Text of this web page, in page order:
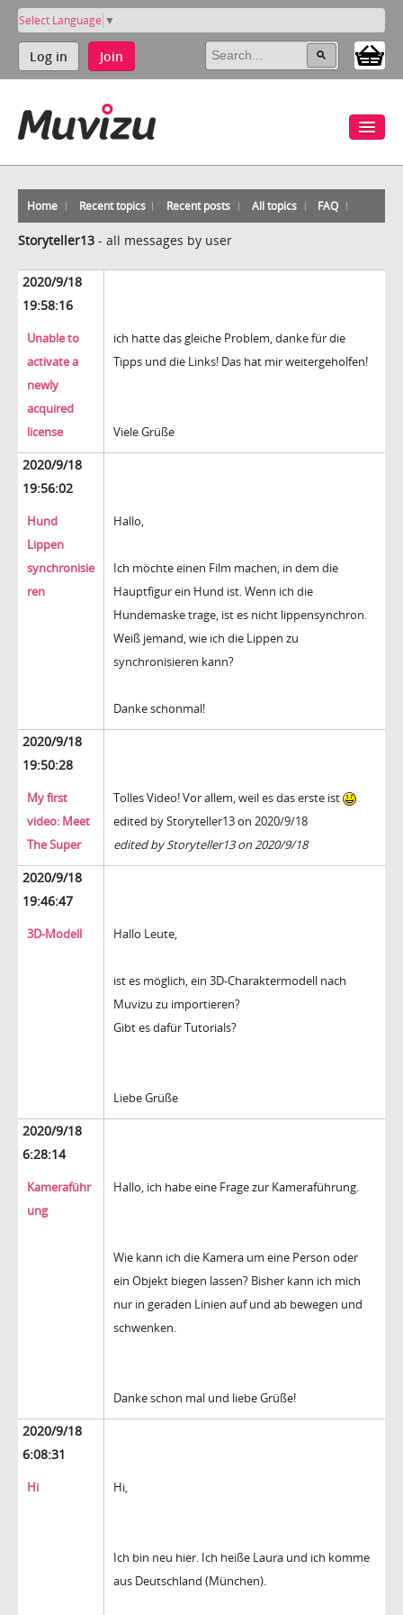
Select Language ▼
Log in Join
Home Recent topics Recent posts All topics FAQ
Storyteller13 - all messages by user
2020/9/18
19:58:16
Unable to
activate a
newly
acquired
license
ich hatte das gleiche Problem, danke für die
Tipps und die Links! Das hat mir weitergeholfen!
Viele Grüße
2020/9/18
19:56:02
Hund
Lippen
synchronisie
ren
Hallo,
Ich möchte einen Film machen, in dem die
Hauptfigur ein Hund ist. Wenn ich die
Hundemaske trage, ist es nicht lippensynchron.
Weiß jemand, wie ich die Lippen zu
synchronisieren kann?
Danke schonmal!
2020/9/18
19:50:28
My first
video: Meet
The Super
Tolles Video! Vor allem, weil es das erste ist
edited by Storyteller13 on 2020/9/18
edited by Storyteller13 on 2020/9/18
2020/9/18
19:46:47
3D-Modell Hallo Leute,
ist es möglich, ein 3D-Charaktermodell nach
Muvizu zu importieren?
Gibt es dafür Tutorials?
Liebe Grüße
2020/9/18
6:28:14
Kameraführ
ung
Hallo, ich habe eine Frage zur Kameraführung.
Wie kann ich die Kamera um eine Person oder
ein Objekt biegen lassen? Bisher kann ich mich
nur in geraden Linien auf und ab bewegen und
schwenken.
Danke schon mal und liebe Grüße!
2020/9/18
6:08:31
Hi Hi,
Ich bin neu hier. Ich heiße Laura und ich komme
aus Deutschland (München).